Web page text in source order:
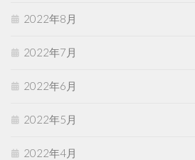
2022年8月
2022年7月
2022年6月
2022年5月
2022年4月